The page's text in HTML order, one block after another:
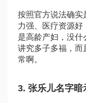
按照官方说法确实
力强、医疗资源
是高龄产妇，没
讲究多子多福，而
常啊。
3. 张乐儿名字暗